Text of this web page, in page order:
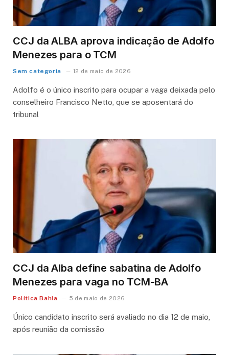
CCJ da ALBA aprova indicação de Adolfo
Menezes para o TCM
Sem categoria 12 de maio de 2026
Adolfo é o único inscrito para ocupar a vaga deixada pelo
conselheiro Francisco Netto, que se aposentará do
tribunal
CCJ da Alba define sabatina de Adolfo
Menezes para vaga no TCM-BA
Política Bahia 5 de maio de 2026
Único candidato inscrito será avaliado no dia 12 de maio,
após reunião da comissão